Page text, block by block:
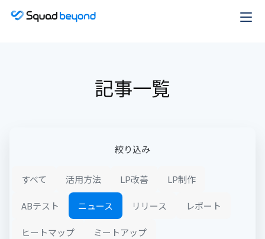
記事一覧
絞り込み
すべて 活用方法 LP改善 LP制作
ABテスト ニュース リリース レポート
ヒートマップ ミートアップ